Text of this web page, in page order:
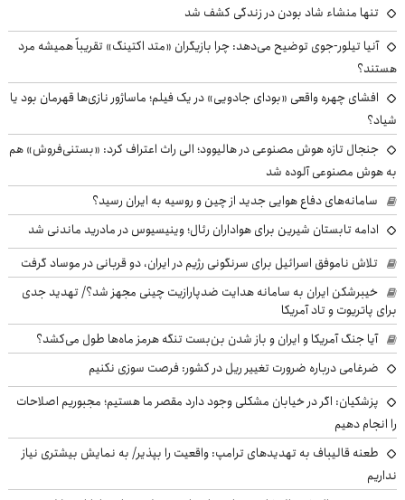
تنها منشاء شاد بودن در زندگی کشف شد
آنیا تیلور-جوی توضیح می‌دهد: چرا بازیگران «متد اکتینگ» تقریباً همیشه مرد
هستند؟
افشای چهره واقعی «بودای جادویی» در یک فیلم؛ ماساژور نازی‌ها قهرمان بود یا
شیاد؟
جنجال تازه هوش مصنوعی در هالیوود؛ الی راث اعتراف کرد: «بستنی‌فروش» هم
به هوش مصنوعی آلوده شد
سامانه‌های دفاع هوایی جدید از چین و روسیه به ایران رسید؟
ادامه تابستان شیرین برای هواداران رئال؛ وینیسیوس در مادرید ماندنی شد
تلاش ناموفق اسرائیل برای سرنگونی رژیم در ایران، دو قربانی در موساد گرفت
خیبرشکن ایران به سامانه هدایت ضدپارازیت چینی مجهز شد؟/ تهدید جدی
برای پاتریوت و تاد آمریکا
آیا جنگ آمریکا و ایران و باز شدن بن‌بست تنگه هرمز ماه‌ها طول می‌کشد؟
ضرغامی درباره ضرورت تغییر ریل در کشور: فرصت سوزی نکنیم
پزشکیان: اگر در خیابان مشکلی وجود دارد مقصر ما هستیم؛ مجبوریم اصلاحات
را انجام دهیم
طعنه قالیباف به تهدیدهای ترامپ: واقعیت را بپذیر/ به نمایش بیشتری نیاز
نداریم